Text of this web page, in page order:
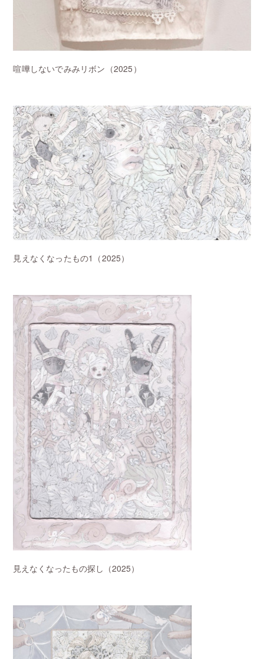
喧嘩しないでみみリボン （2025）
見えなくなったもの1 （2025）
見えなくなったもの探し（2025）